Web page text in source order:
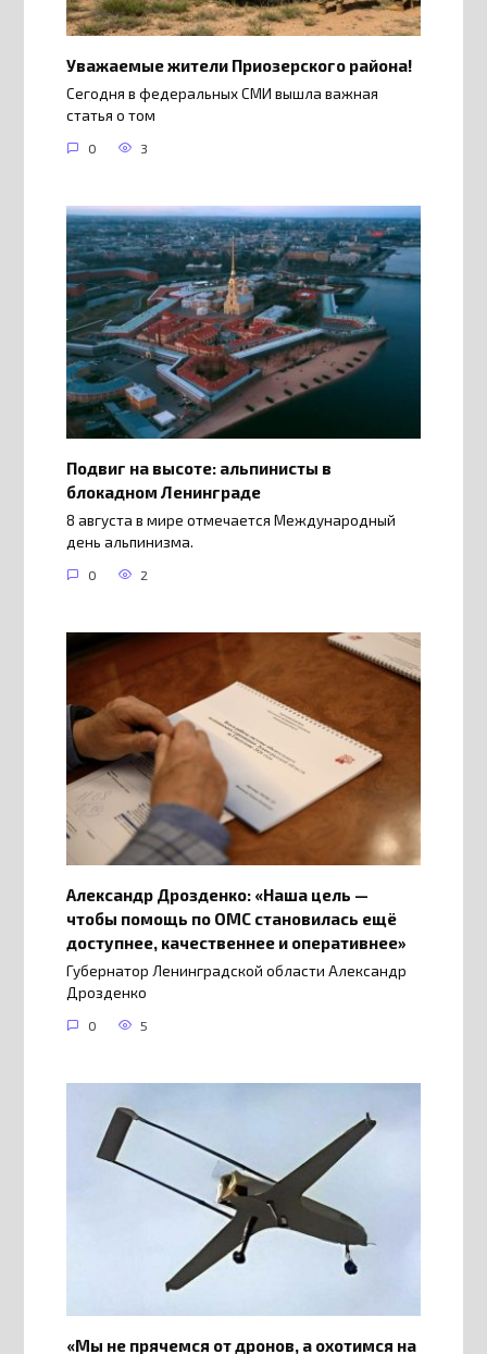
Уважаемые жители Приозерского района!
Сегодня в федеральных СМИ вышла важная
статья о том
0 3
Подвиг на высоте: альпинисты в
блокадном Ленинграде
8 августа в мире отмечается Международный
день альпинизма.
0 2
Александр Дрозденко: «Наша цель —
чтобы помощь по ОМС становилась ещё
доступнее, качественнее и оперативнее»
Губернатор Ленинградской области Александр
Дрозденко
0 5
«Мы не прячемся от дронов, а охотимся на